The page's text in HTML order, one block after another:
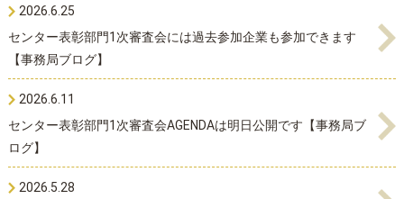
2026.6.25
センター表彰部門1次審査会には過去参加企業も参加できます
【事務局ブログ】
2026.6.11
センター表彰部門1次審査会AGENDAは明日公開です【事務局ブ
ログ】
2026.5.28